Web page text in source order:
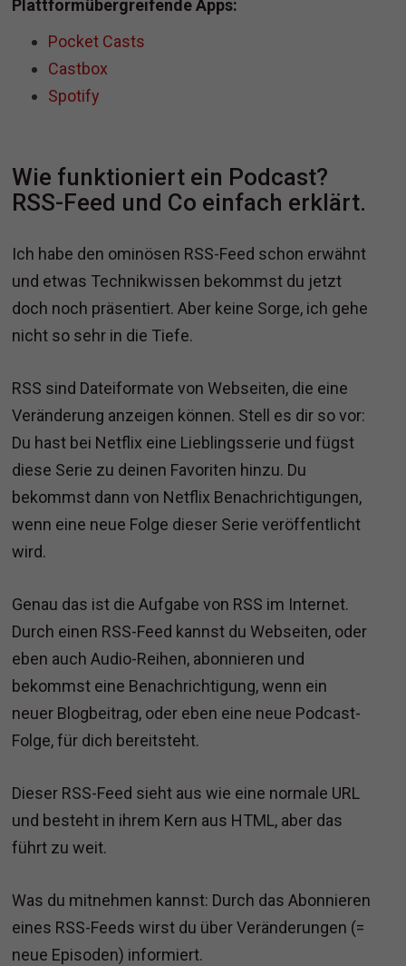
Plattformübergreifende Apps:
Pocket Casts
Castbox
Spotify
Wie funktioniert ein Podcast?
RSS-Feed und Co einfach erklärt.
Ich habe den ominösen RSS-Feed schon erwähnt
und etwas Technikwissen bekommst du jetzt
doch noch präsentiert. Aber keine Sorge, ich gehe
nicht so sehr in die Tiefe.
RSS sind Dateiformate von Webseiten, die eine
Veränderung anzeigen können. Stell es dir so vor:
Du hast bei Netflix eine Lieblingsserie und fügst
diese Serie zu deinen Favoriten hinzu. Du
bekommst dann von Netflix Benachrichtigungen,
wenn eine neue Folge dieser Serie veröffentlicht
wird.
Genau das ist die Aufgabe von RSS im Internet.
Durch einen RSS-Feed kannst du Webseiten, oder
eben auch Audio-Reihen, abonnieren und
bekommst eine Benachrichtigung, wenn ein
neuer Blogbeitrag, oder eben eine neue Podcast-
Folge, für dich bereitsteht.
Dieser RSS-Feed sieht aus wie eine normale URL
und besteht in ihrem Kern aus HTML, aber das
führt zu weit.
Was du mitnehmen kannst: Durch das Abonnieren
eines RSS-Feeds wirst du über Veränderungen (=
neue Episoden) informiert.